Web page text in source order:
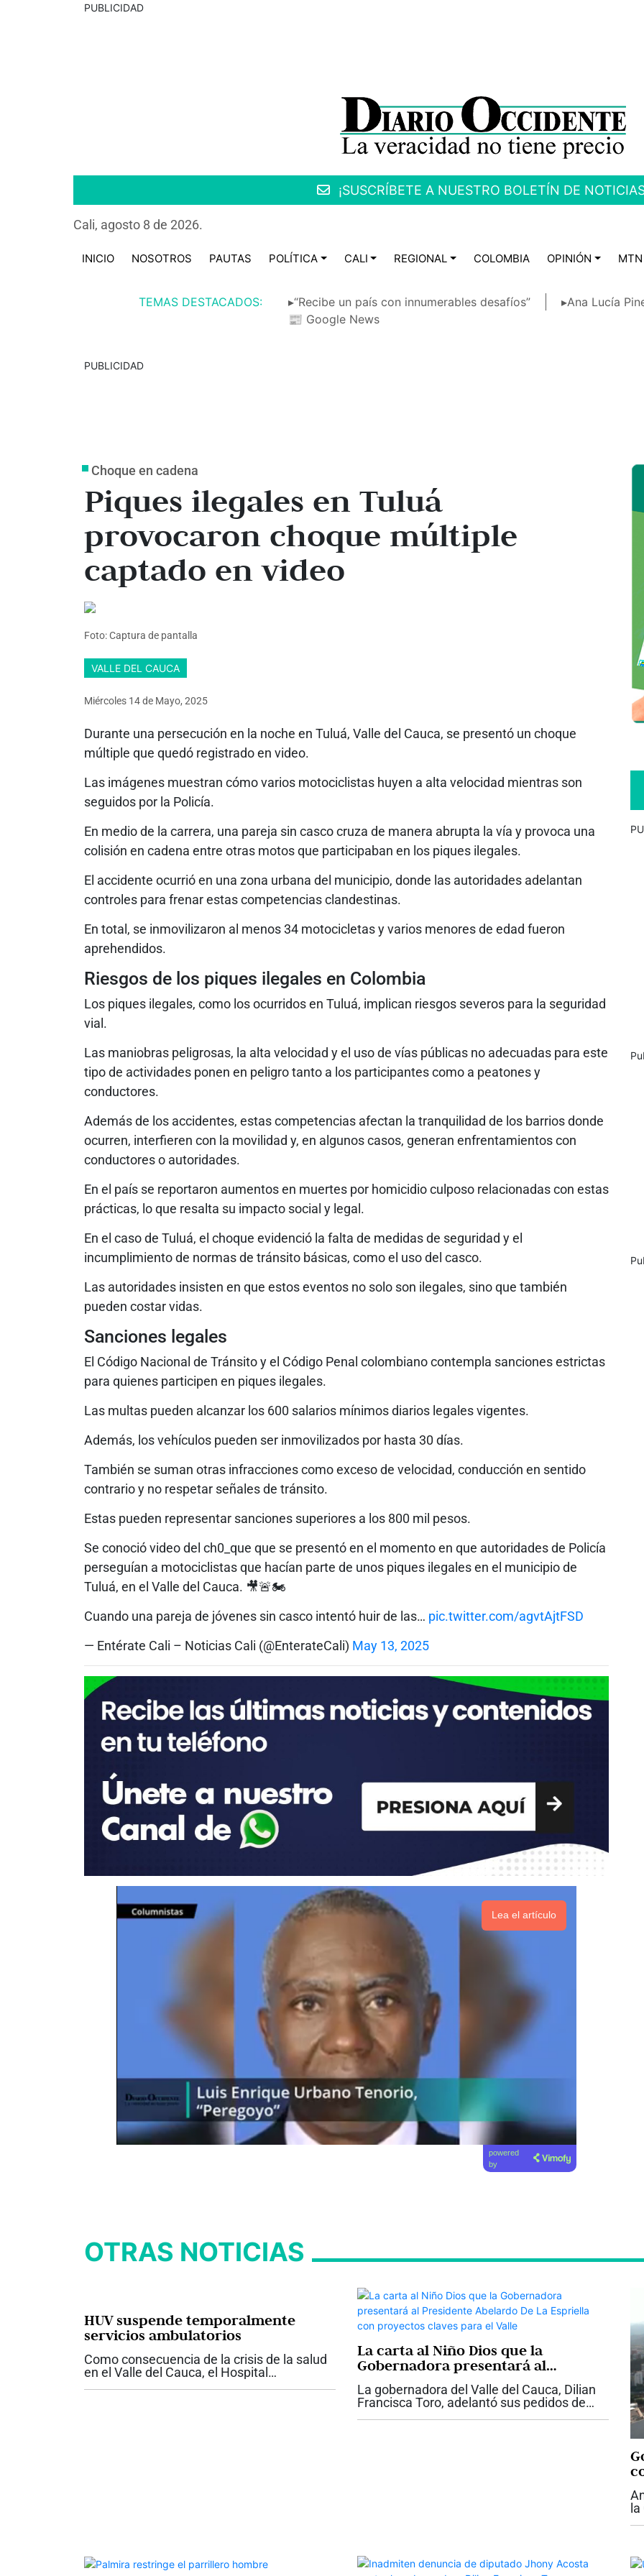
PUBLICIDAD
¡SUSCRÍBETE A NUESTRO BOLETÍN DE
Cali, agosto 8 de 2026.
INICIO NOSOTROS PAUTAS POLÍTICA CALI REGIONAL COLOMBIA OPINIÓN MTN
TEMAS DESTACADOS: ▸“Recibe un país con innumerables desafíos”
▸Ana Lucía
📰 Google News
PUBLICIDAD
Choque en cadena
Piques ilegales en Tuluá
provocaron choque múltiple
captado en video
Foto: Captura de pantalla
VALLE DEL CAUCA
Miércoles 14de Mayo, 2025
Durante una persecución en la noche en Tuluá, Valle del Cauca, se presentó un choque
múltiple que quedó registrado en video.
Las imágenes muestran cómo varios motociclistas huyen a alta velocidad mientras son
seguidos por la Policía.
En medio de la carrera, una pareja sin casco cruza de manera abrupta la vía y provoca una
colisión en cadena entre otras motos que participaban en los piques ilegales.
El accidente ocurrió en una zona urbana del municipio, donde las autoridades adelantan
controles para frenar estas competencias clandestinas.
En total, se inmovilizaron al menos 34 motocicletas y varios menores de edad fueron
aprehendidos.
Riesgos de los piques ilegales en Colombia
Los piques ilegales, como los ocurridos en Tuluá, implican riesgos severos para la seguridad
vial.
Las maniobras peligrosas, la alta velocidad y el uso de vías públicas no adecuadas para este
tipo de actividades ponen en peligro tanto a los participantes como a peatones y
conductores.
Además de los accidentes, estas competencias afectan la tranquilidad de los barrios donde
ocurren, interfieren con la movilidad y, en algunos casos, generan enfrentamientos con
conductores o autoridades.
En el país se reportaron aumentos en muertes por homicidio culposo relacionadas con estas
prácticas, lo que resalta su impacto social y legal.
En el caso de Tuluá, el choque evidenció la falta de medidas de seguridad y el
incumplimiento de normas de tránsito básicas, como el uso del casco.
Las autoridades insisten en que estos eventos no solo son ilegales, sino que también
pueden costar vidas.
Sanciones legales
El Código Nacional de Tránsito y el Código Penal colombiano contempla sanciones estrictas
para quienes participen en piques ilegales.
Las multas pueden alcanzar los 600 salarios mínimos diarios legales vigentes.
Además, los vehículos pueden ser inmovilizados por hasta 30 días.
También se suman otras infracciones como exceso de velocidad, conducción en sentido
contrario y no respetar señales de tránsito.
Estas pueden representar sanciones superiores a los 800 mil pesos.
Se conoció video del ch0_que que se presentó en el momento en que autoridades de Policía
perseguían a motociclistas que hacían parte de unos piques ilegales en el municipio de
Tuluá, en el Valle del Cauca. 🎥🚨🏍️
Cuando una pareja de jóvenes sin casco intentó huir de las… pic.twitter.com/agvtAjtFSD
— Entérate Cali – Noticias Cali (@EnterateCali) May 13, 2025
Lea el artículo
powered
by
OTRAS NOTICIAS
HUV suspende temporalmente
servicios ambulatorios
Como consecuencia de la crisis de la salud
en el Valle del Cauca, el Hospital
La carta al Niño Dios que la
Gobernadora presentará al
Presidente Abelardo De La Espriella
con proyectos claves para el Valle
La gobernadora del Valle del Cauca, Dilian
Francisca Toro, adelantó sus pedidos de
la